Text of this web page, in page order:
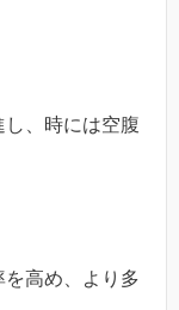
、時には空腹
高め、より多